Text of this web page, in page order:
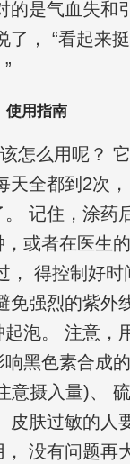
的是气血失和
了， “看起来
使用指南
怎么用呢？
天全都到2次
记住，涂药
或者在医生
， 得控制好时
免强烈的紫外
泡。 注意，
黑色素合成
意摄入量)、 硫
皮肤过敏的人
没有问题再